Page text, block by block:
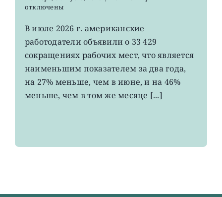
число
мест
за
два
года
отключены
В июле 2026 г. американские
работодатели объявили о 33 429
сокращениях рабочих мест, что является
наименьшим показателем за два года,
на 27% меньше, чем в июне, и на 46%
меньше, чем в том же месяце [...]